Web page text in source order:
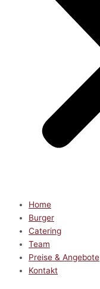
Home
Burger
Catering
Team
Preise & Angebote
Kontakt